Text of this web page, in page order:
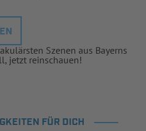
Szenen aus Bayerns
jetzt reinschauen!
FÜR DICH